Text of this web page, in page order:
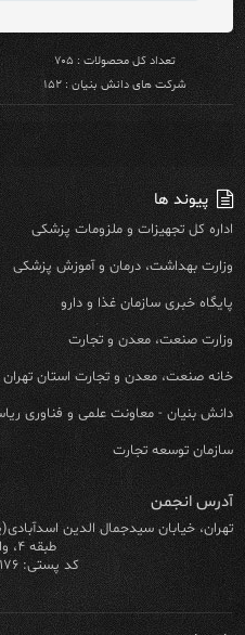
تعداد کل محصولات : ۷۰۵
شرکت های دانش بنیان : ۱۵۲
پیوند ها
اداره کل تجهیزات و ملزومات پزشکی
وزارت بهداشت، درمان و آموزش پزشکی
پایگاه خبری سازمان غذا و دارو
وزارت صنعت، معدن و تجارت
خانه صنعت، معدن و تجارت استان تهران
دانش بنیان - معاونت علمی و فناوری
سازمان توسعه تجارت
آدرس انجمن
طبقه ۴، واحد ۱۲
کد پستی: ۴۴۱۷۶-۱۴۳۶۸